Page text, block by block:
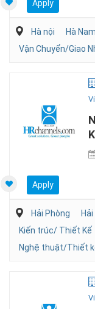
Apply
Hà nội Hà Nam
Vận Chuyển/Giao
Apply
Hải Phòng
Kiến trúc/ Thiết Kế
Nghệ thuật/Thiết